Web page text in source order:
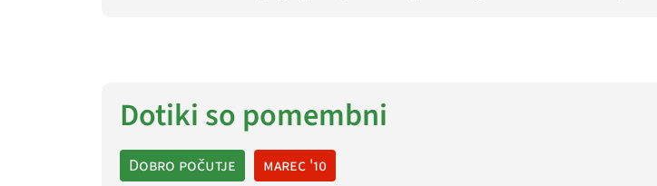
Dotiki so pomembni
Dobro počutje
marec '10